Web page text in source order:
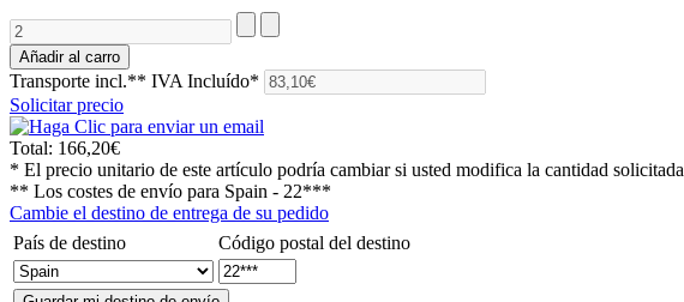
Transporte incl.** IVA Incluído*
Solicitar precio
Total: 166,20€
* El precio unitario de este artículo podría cambiar si usted modifica la cantidad solicitada
** Los costes de envío para Spain - 22***
Cambie el destino de entrega de su pedido
País de destino
Código postal del destino